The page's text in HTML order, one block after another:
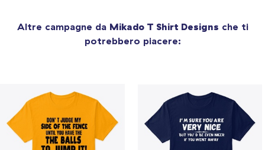
Altre campagne da Mikado T Shirt Designs che ti
potrebbero piacere: